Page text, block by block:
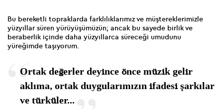
Bu bereketli topraklarda farklılıklarımız ve müştereklerimizle
yüzyıllar süren yürüyüşümüzün; ancak bu sayede birlik ve
beraberlik içinde daha yüzyıllarca süreceği umudunu
yüreğimde taşıyorum.
Ortak değerler deyince önce müzik gelir
aklıma, ortak duygularımızın ifadesi şarkılar
ve türküler...